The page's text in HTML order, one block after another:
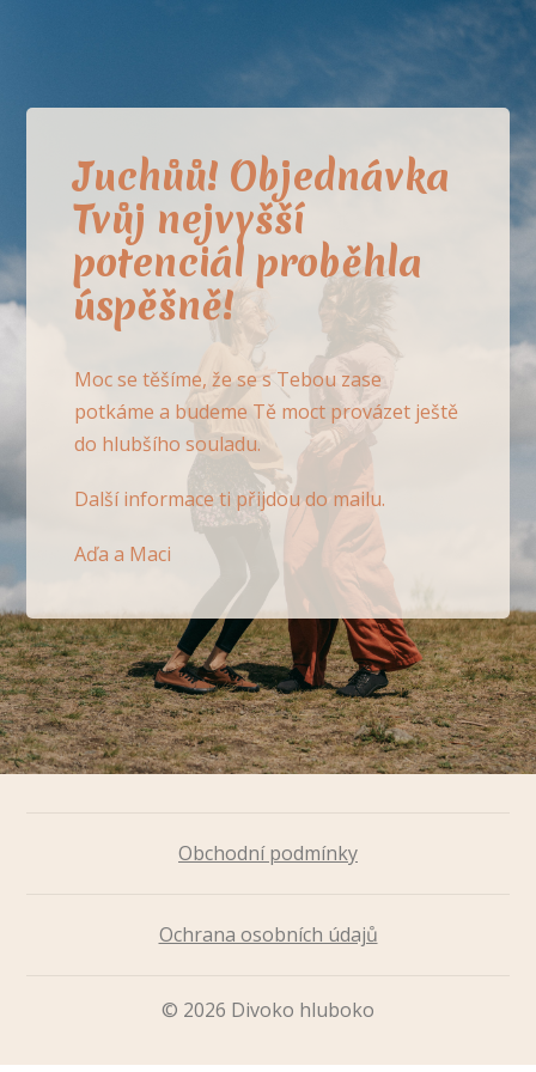
Juchůů! Objednávka
Tvůj nejvyšší
potenciál proběhla
úspěšně!
Moc se těšíme, že se s Tebou zase
potkáme a budeme Tě moct provázet ještě
do hlubšího souladu.
Další informace ti přijdou do mailu.
Aďa a Maci
Obchodní podmínky
Ochrana osobních údajů
© 2026 Divoko hluboko